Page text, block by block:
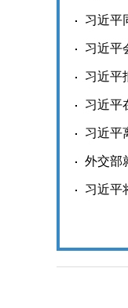
习近平
习近平
习近平
习近平
习近平
外交部
会
习近平